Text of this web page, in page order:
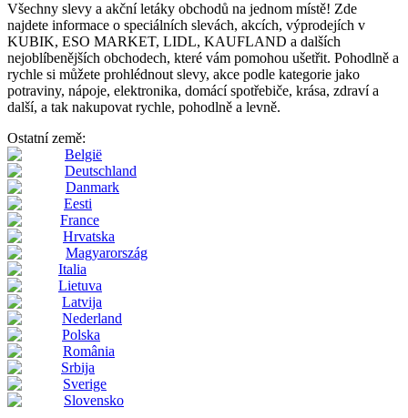
Všechny slevy a akční letáky obchodů na jednom místě! Zde
najdete informace o speciálních slevách, akcích, výprodejích v
KUBIK, ESO MARKET, LIDL, KAUFLAND a dalších
nejoblíbenějších obchodech, které vám pomohou ušetřit. Pohodlně a
rychle si můžete prohlédnout slevy, akce podle kategorie jako
potraviny, nápoje, elektronika, domácí spotřebiče, krása, zdraví a
další, a tak nakupovat rychle, pohodlně a levně.
Ostatní země:
België
Deutschland
Danmark
Eesti
France
Hrvatska
Magyarország
Italia
Lietuva
Latvija
Nederland
Polska
România
Srbija
Sverige
Slovensko